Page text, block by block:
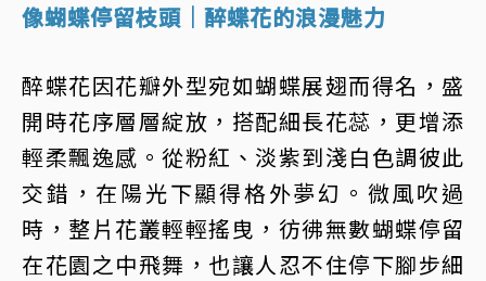
像蝴蝶停留枝頭｜醉蝶花的浪漫魅力
醉蝶花因花瓣外型宛如蝴蝶展翅而得名，盛
開時花序層層綻放，搭配細長花蕊，更增添
輕柔飄逸感。從粉紅、淡紫到淺白色調彼此
交錯，在陽光下顯得格外夢幻。微風吹過
時，整片花叢輕輕搖曳，彷彿無數蝴蝶停留
在花園之中飛舞，也讓人忍不住停下腳步細